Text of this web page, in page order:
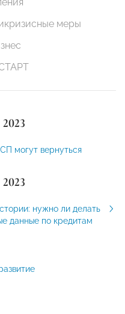
меры
могут вернуться
нужно ли делать
данные по кредитам